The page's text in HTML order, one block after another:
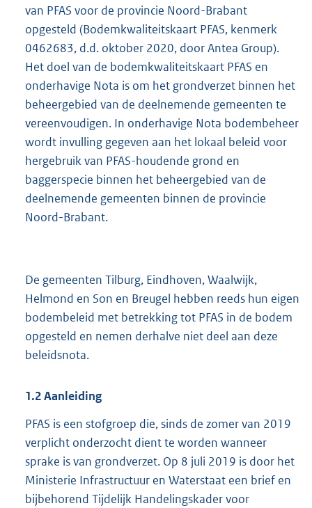
van PFAS voor de provincie Noord-Brabant
opgesteld (Bodemkwaliteitskaart PFAS, kenmerk
0462683, d.d. oktober 2020, door Antea Group).
Het doel van de bodemkwaliteitskaart PFAS en
onderhavige Nota is om het grondverzet binnen het
beheergebied van de deelnemende gemeenten te
vereenvoudigen. In onderhavige Nota bodembeheer
wordt invulling gegeven aan het lokaal beleid voor
hergebruik van PFAS-houdende grond en
baggerspecie binnen het beheergebied van de
deelnemende gemeenten binnen de provincie
Noord-Brabant.
De gemeenten Tilburg, Eindhoven, Waalwijk,
Helmond en Son en Breugel hebben reeds hun eigen
bodembeleid met betrekking tot PFAS in de bodem
opgesteld en nemen derhalve niet deel aan deze
beleidsnota.
1.2Aanleiding
PFAS is een stofgroep die, sinds de zomer van 2019
verplicht onderzocht dient te worden wanneer
sprake is van grondverzet. Op 8 juli 2019 is door het
Ministerie Infrastructuur en Waterstaat een brief en
bijbehorend Tijdelijk Handelingskader voor